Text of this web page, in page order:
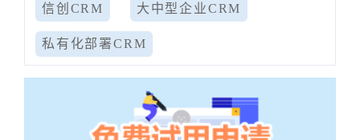
信创CRM 大中型企业CRM
私有化部署CRM